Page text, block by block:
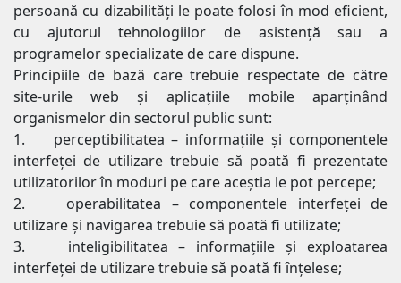
persoană cu dizabilități le poate folosi în mod eficient,
cu ajutorul tehnologiilor de asistență sau a
programelor specializate de care dispune.
Principiile de bază care trebuie respectate de către
site-urile web și aplicațiile mobile aparținând
organismelor din sectorul public sunt:
1. perceptibilitatea – informaţiile şi componentele
interfeţei de utilizare trebuie să poată fi prezentate
utilizatorilor în moduri pe care aceştia le pot percepe;
2. operabilitatea – componentele interfeţei de
utilizare şi navigarea trebuie să poată fi utilizate;
3. inteligibilitatea – informaţiile şi exploatarea
interfeţei de utilizare trebuie să poată fi înţelese;